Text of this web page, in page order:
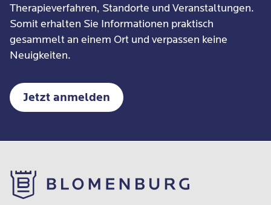
Therapieverfahren, Standorte und Veranstaltungen.
Somit erhalten Sie Informationen praktisch
gesammelt an einem Ort und verpassen keine
Neuigkeiten.
Jetzt anmelden